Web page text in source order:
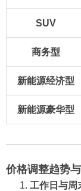
SUV
商务型
新能源经济型
新能源豪华型
价格调整趋势
工作日与周